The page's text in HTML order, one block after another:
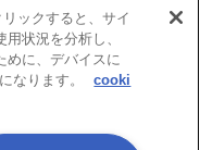
ックすると、サイ
状況を分析し、
めに、デバイスに
なります。
cooki